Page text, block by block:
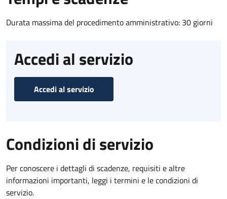
Durata massima del procedimento amministrativo: 30 giorni
Accedi al servizio
Accedi al servizio
Condizioni di servizio
Per conoscere i dettagli di scadenze, requisiti e altre
informazioni importanti, leggi i termini e le condizioni di
servizio.